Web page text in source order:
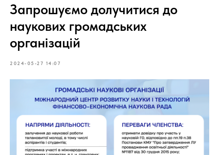
Запрошуємо долучитися до
наукових громадських
організацій
2024-05-27 14:07